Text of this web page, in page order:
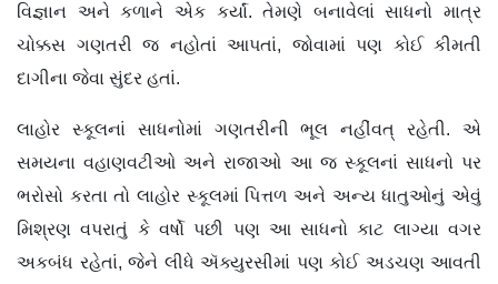
વિજ્ઞાન અને કળાને એક કર્યાં. તેમણે બનાવેલાં સાધનો માત્ર
ચોક્કસ ગણતરી જ નહોતાં આપતાં, જોવામાં પણ કોઈ કીમતી
દાગીના જેવા સુંદર હતાં.
લાહોર સ્કૂલનાં સાધનોમાં ગણતરીની ભૂલ નહીંવત્ રહેતી. એ
સમયના વહાણવટીઓ અને રાજાઓ આ જ સ્કૂલનાં સાધનો પર
ભરોસો કરતા તો લાહોર સ્કૂલમાં પિત્તળ અને અન્ય ધાતુઓનું એવું
મિશ્રણ વપરાતું કે વર્ષો પછી પણ આ સાધનો કાટ લાગ્યા વગર
અકબંધ રહેતાં, જેને લીધે ઍક્યુરસીમાં પણ કોઈ અડચણ આવતી